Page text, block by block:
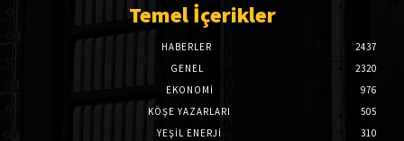
Temel İçerikler
HABERLER
2437
GENEL
2320
EKONOMI
976
KÖŞE YAZARLARI
505
YEŞİL ENERJİ
310